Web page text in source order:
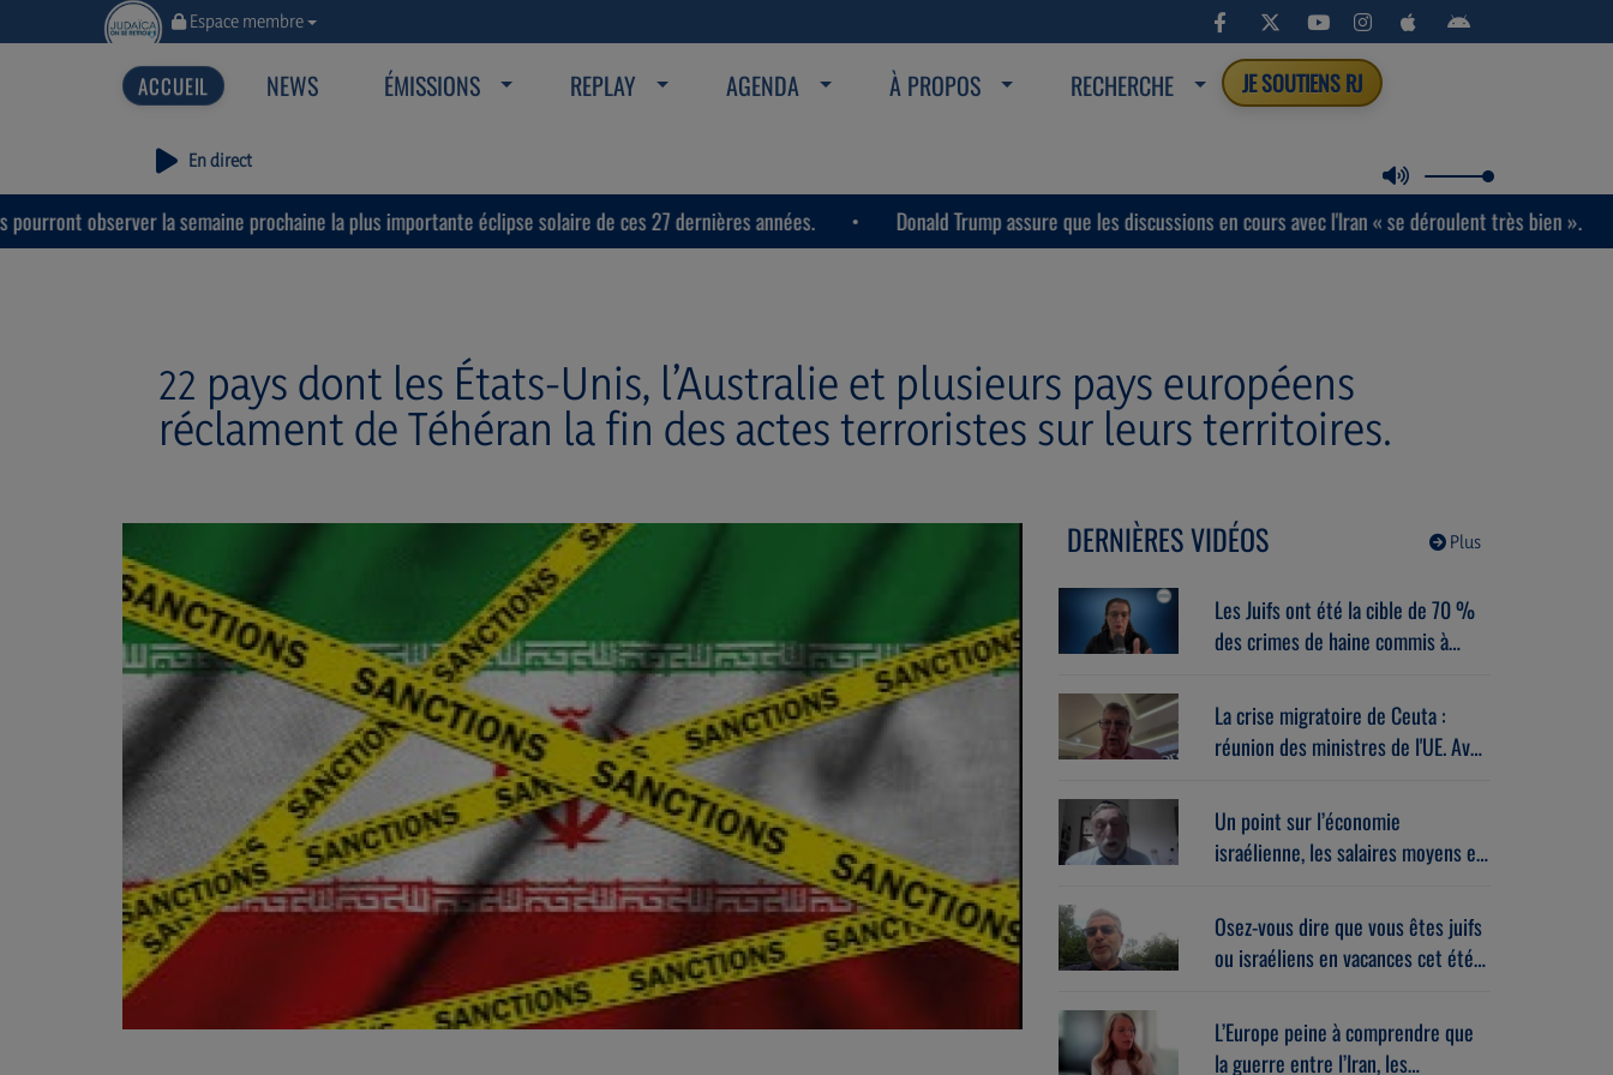
Espace membre
NEWS ÉMISSIONS REPLAY AGENDA À PROPOS RECHERCHE JE SOUTIENS RJ
En direct
la semaine prochaine la plus importante éclipse solaire de ces 27 dernières années. Donald Trump assure que les discussions en cours avec l'Iran « se déroulent très bien ». Tsahal
22 pays dont les États-Unis, l’Australie et plusieurs pays européens
réclament de Téhéran la fin des actes terroristes sur leurs territoires.
Plus
DERNIÈRES VIDÉOS
Les Juifs ont été la cible de 70 %
des crimes de haine commis à
Sébastien Lévi (05/08/2026)
La crise migratoire de Ceuta :
réunion des ministres de l'UE. Avec
Un point sur l’économie
israélienne, les salaires moyens et
Guggenheim (05/08/2026)
Osez-vous dire que vous êtes juifs
ou israéliens en vacances cet été ?
(05/08/2026)
L’Europe peine à comprendre que
la guerre entre l’Iran, les